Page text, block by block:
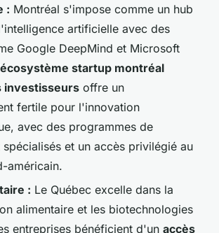
: Montréal s'impose comme un hub
artificielle avec des
Google DeepMind et Microsoft
startup montréal
investisseurs offre un
fertile pour l'innovation
avec des programmes de
et un accès privilégié au
américain.
: Le Québec excelle dans la
alimentaire et les biotechnologies
entreprises bénéficient d'un accès